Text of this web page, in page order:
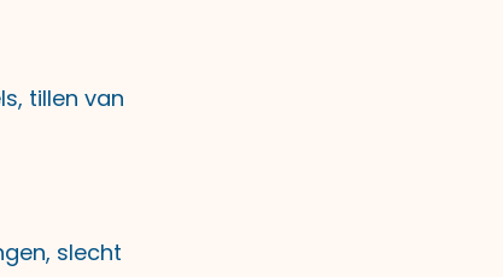
tillen van
slecht